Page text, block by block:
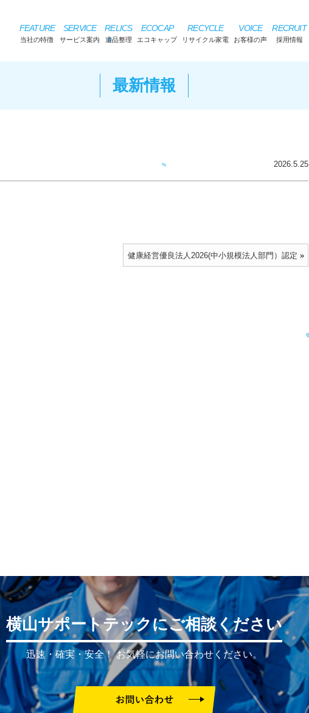
FEATURE
当社の特徴
SERVICE
サービス案内
RELICS
遺品整理
ECOCAP
エコキャップ
RECYCLE
リサイクル家電
VOICE
お客様の声
RECRUIT
採用情報
最新情報
2026.5.25
健康経営優良法人2026(中小規模法人部門）認定 »
横山サポートテックにご相談ください
迅速・確実・安全！お気軽にお問い合わせください。